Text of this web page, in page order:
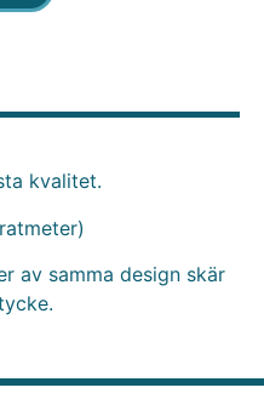
kvalitet.
av samma design skär